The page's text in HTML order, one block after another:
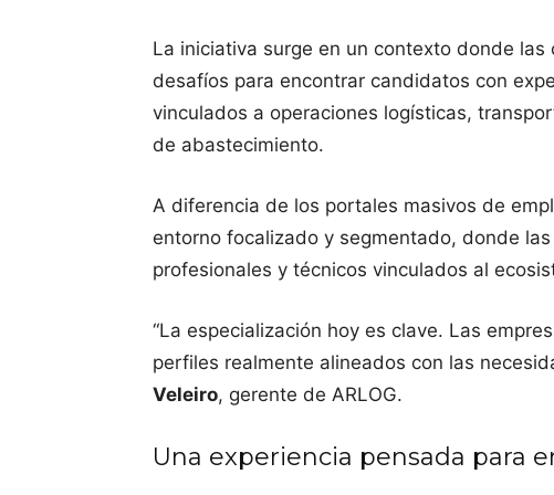
La iniciativa surge en un contexto donde
desafíos para encontrar candidatos con
vinculados a operaciones logísticas,
de abastecimiento.
A diferencia de los portales masivos de
entorno focalizado y segmentado, donde
profesionales y técnicos vinculados al
“La especialización hoy es clave. Las
perfiles realmente alineados con las
Veleiro, gerente de ARLOG.
Una experiencia pensada para